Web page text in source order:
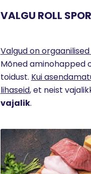
VALGU ROLL
Valgud on
Mõned aminohapped
toidust. Kui
lihaseid, et neist
vajalik.